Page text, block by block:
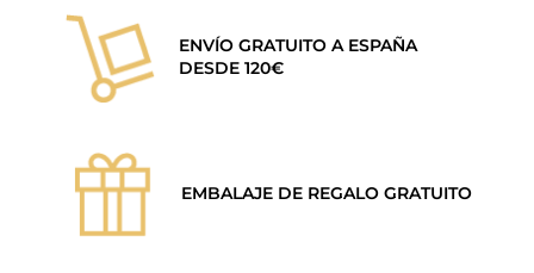
ENVÍO GRATUITO A ESPAÑA
DESDE 120€
EMBALAJE DE REGALO GRATUITO